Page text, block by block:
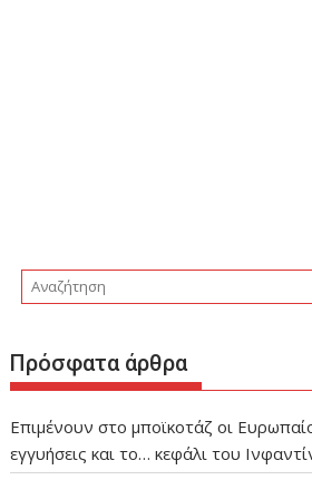
Πρόσφατα άρθρα
Επιμένουν στο μποϊκοτάζ οι
εγγυήσεις και το… κεφάλι του